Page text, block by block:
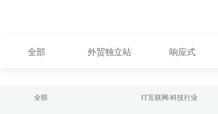
全部 外贸独立站 响应式
全部 IT互联网/科技行业